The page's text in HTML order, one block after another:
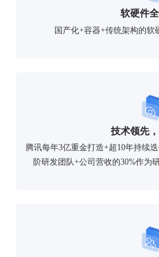
软硬件
国产化+容器+传统架构的软
技术领先
腾讯每年3亿重金打造+超10年持续
阶研发团队+公司营收的30%作为